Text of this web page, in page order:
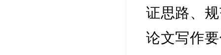
证思路、
论文写作